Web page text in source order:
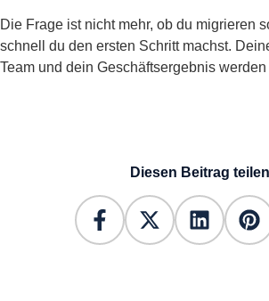
Die Frage ist nicht mehr, ob du migrieren
schnell du den ersten Schritt machst.
Team und dein Geschäftsergebnis
Diesen Beitrag teilen